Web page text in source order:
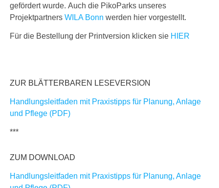
gefördert wurde. Auch die PikoParks unseres
Projektpartners WILA Bonn werden hier vorgestellt.
Für die Bestellung der Printversion klicken sie HIER
ZUR BLÄTTERBAREN LESEVERSION
Handlungsleitfaden mit Praxistipps für Planung, Anlage
und Pflege (PDF)
***
ZUM DOWNLOAD
Handlungsleitfaden mit Praxistipps für Planung, Anlage